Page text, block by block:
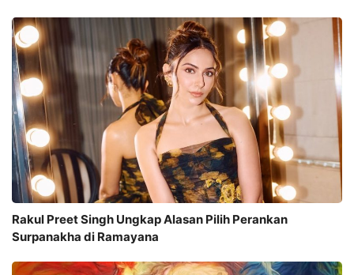
Rakul Preet Singh Ungkap Alasan Pilih Perankan
Surpanakha di Ramayana